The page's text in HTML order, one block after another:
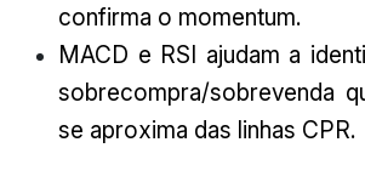
confirma o momentum.
MACD e RSI ajudam a
sobrecompra/sobrevenda
se aproxima das linhas CPR.